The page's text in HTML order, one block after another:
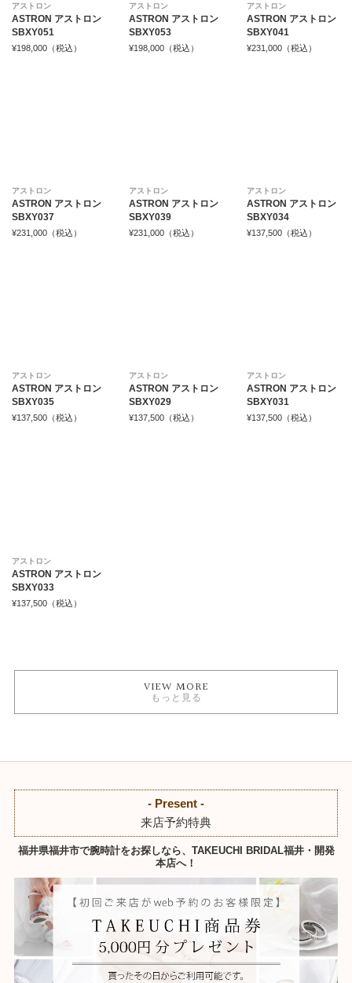
アストロン
ASTRON アストロン
SBXY051
¥198,000（税込）
アストロン
ASTRON アストロン
SBXY053
¥198,000（税込）
アストロン
ASTRON アストロン
SBXY041
¥231,000（税込）
アストロン
ASTRON アストロン
SBXY037
¥231,000（税込）
アストロン
ASTRON アストロン
SBXY039
¥231,000（税込）
アストロン
ASTRON アストロン
SBXY034
¥137,500（税込）
アストロン
ASTRON アストロン
SBXY035
¥137,500（税込）
アストロン
ASTRON アストロン
SBXY029
¥137,500（税込）
アストロン
ASTRON アストロン
SBXY031
¥137,500（税込）
アストロン
ASTRON アストロン
SBXY033
¥137,500（税込）
VIEW MORE
もっと見る
- Present -
来店予約特典
福井県福井市で腕時計をお探しなら、TAKEUCHI BRIDAL福井・開発
本店へ！